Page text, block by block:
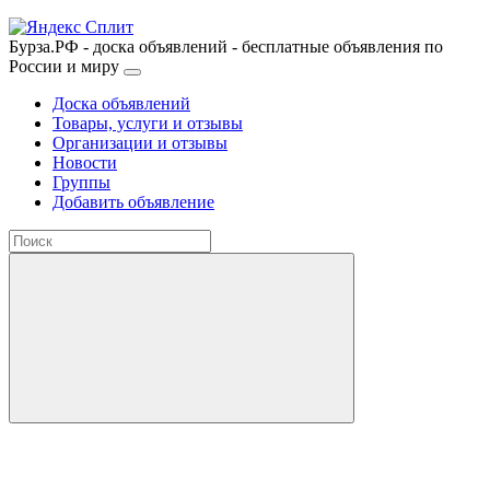
Бурза.РФ - доска объявлений - бесплатные объявления по
России и миру
Доска объявлений
Товары, услуги и отзывы
Организации и отзывы
Новости
Группы
Добавить объявление